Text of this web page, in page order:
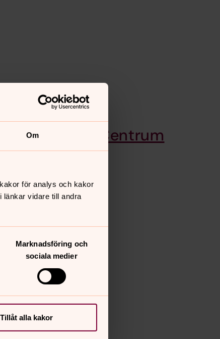
Om
för analys och kakor
vidare till andra
Marknadsföring och
sociala medier
Tillåt alla kakor
- Lekallén- Centrum